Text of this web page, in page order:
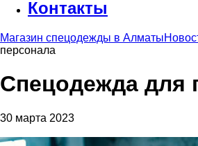
Контакты
Магазин спецодежды в Алматы
персонала
Спецодежда для
30 марта 2023